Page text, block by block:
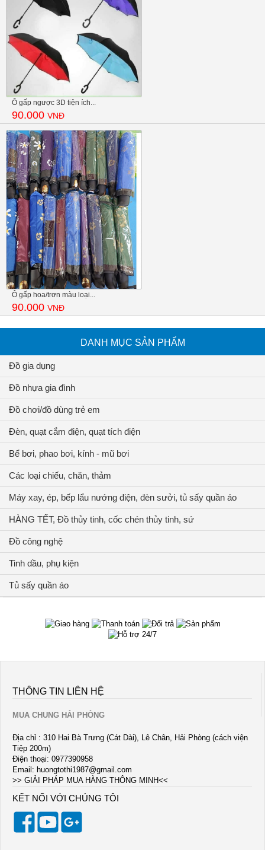
Ô gấp ngược 3D tiện ích...
90.000 VNĐ
Ô gấp hoa/trơn màu loại...
90.000 VNĐ
DANH MỤC SẢN PHẨM
Đồ gia dụng
Đồ nhựa gia đình
Đồ chơi/đồ dùng trẻ em
Đèn, quạt cắm điện, quạt tích điện
Bể bơi, phao bơi, kính - mũ bơi
Các loại chiếu, chăn, thảm
Máy xay, ép, bếp lẩu nướng điện, đèn sưởi, tủ sấy quần áo
HÀNG TẾT, Đồ thủy tinh, cốc chén thủy tinh, sứ
Đồ công nghệ
Tinh dầu, phụ kiện
Tủ sấy quần áo
THÔNG TIN LIÊN HỆ
MUA CHUNG HẢI PHÒNG
Địa chỉ : 310 Hai Bà Trưng (Cát Dài), Lê Chân, Hải Phòng (cách viện
Tiệp 200m)
Điện thoại: 0977390958
Email: huongtothi1987@gmail.com
>> GIẢI PHÁP MUA HÀNG THÔNG MINH<<
KẾT NỐI VỚI CHÚNG TÔI